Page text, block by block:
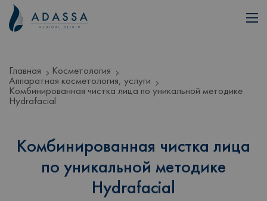
Главная
Косметология
Аппаратная косметология, услуги
Комбинированная чистка лица по уникальной методике
Hydrafacial
Комбинированная чистка лица
по уникальной методике
Hydrafacial